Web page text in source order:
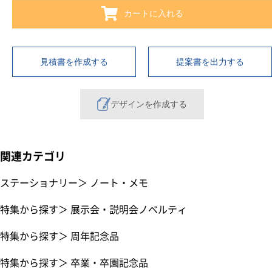
カートに入れる
見積書を作成する 提案書を出力する
デザインを作成する
関連カテゴリ
ステーショナリー＞ ノート・メモ
特集から探す＞ 展示会・説明会ノベルティ
特集から探す＞ 周年記念品
特集から探す＞ 卒業・卒園記念品